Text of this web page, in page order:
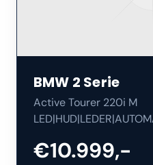
BMW 2 Serie
Active Tourer 220i M
€10.999,-